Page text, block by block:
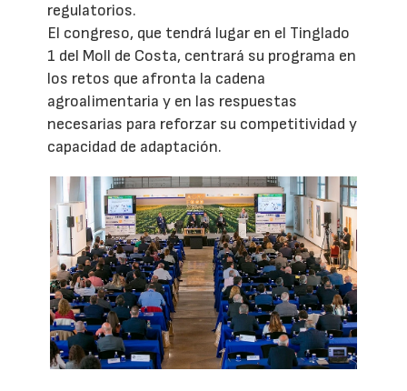
regulatorios.
El congreso, que tendrá lugar en el Tinglado
1 del Moll de Costa, centrará su programa en
los retos que afronta la cadena
agroalimentaria y en las respuestas
necesarias para reforzar su competitividad y
capacidad de adaptación.